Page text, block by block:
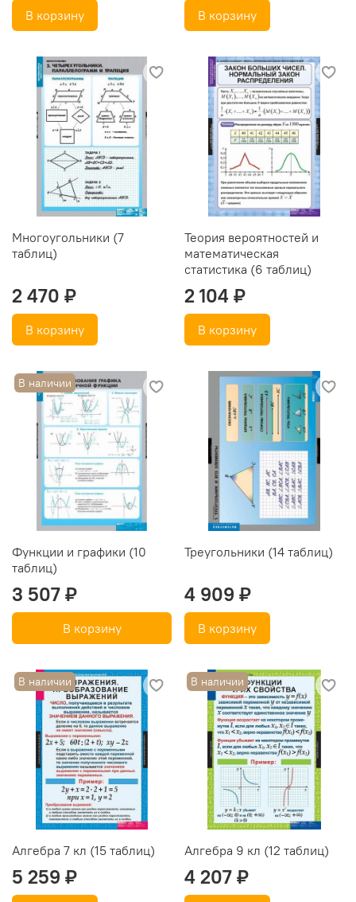
В корзину В корзину
Многоугольники (7
таблиц)
2 470 ₽
В корзину
Теория вероятностей и
математическая
статистика (6 таблиц)
2 104 ₽
В корзину
В наличии
Функции и графики (10
таблиц)
3 507 ₽
В корзину
Треугольники (14 таблиц)
4 909 ₽
В корзину
В наличии
Алгебра 7 кл (15 таблиц)
5 259 ₽
В наличии
Алгебра 9 кл (12 таблиц)
4 207 ₽